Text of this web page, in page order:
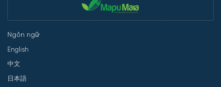
Ngôn ngữ
English
中文
日本語